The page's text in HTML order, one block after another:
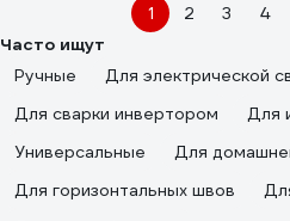
1 2 3 4
Часто ищут
Ручные
Для электрической
Для сварки инвертором
Для
Универсальные
Для
Для горизонтальных швов